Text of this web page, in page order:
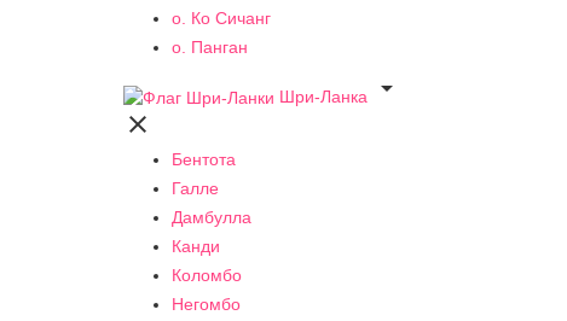
о. Ко Сичанг
о. Панган
Шри-Ланка


Бентота
Галле
Дамбулла
Канди
Коломбо
Негомбо